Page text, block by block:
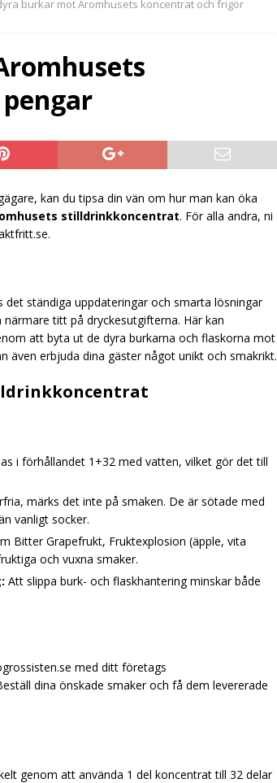
nya rubriker utan dubbletter mot de tidigare 120
Stilldrink Gör Självservering Enkel, Prisvärd och
TIPS
burkar mot Aromhusets koncentrat och frigör
kan du tipsa din vän om hur man kan öka
stilldrinkkoncentrat. För alla andra, ni
ständiga uppdateringar och smarta lösningar
titt på dryckesutgifterna. Här kan
att byta ut de dyra burkarna och flaskorna mot
även erbjuda dina gäster något unikt och smakrikt.
i förhållandet 1+32 med vatten, vilket gör det till
märks det inte på smaken. De är sötade med
vanligt socker.
Bitter Grapefrukt, Fruktexplosion (äpple, vita
och vuxna smaker.
Att slippa burk- och flaskhantering minskar både
med ditt företags
dina önskade smaker och få dem levererade
genom att använda 1 del koncentrat till 32 delar